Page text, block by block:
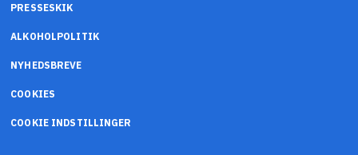
PRESSESKIK
ALKOHOLPOLITIK
NYHEDSBREVE
COOKIES
COOKIE INDSTILLINGER